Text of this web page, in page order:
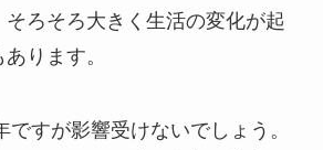
ろそろ大きく生活の変化が起
ります。
ですが影響受けないでしょう。